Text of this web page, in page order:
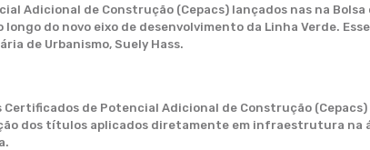
de Construção (Cepacs) lançados nas na Bolsa
do novo eixo de desenvolvimento da Linha Verde.
de Urbanismo, Suely Hass.
de Potencial Adicional de Construção (Cepacs)
dos títulos aplicados diretamente em infraestrutura na